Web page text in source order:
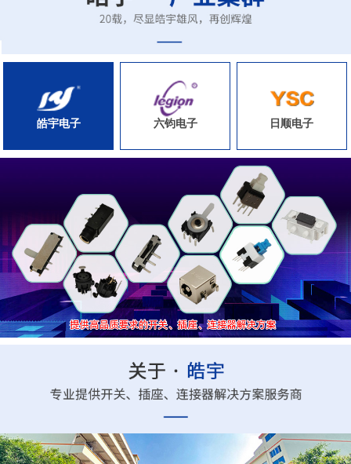
皓宇电子 六钧电子 日顺电子